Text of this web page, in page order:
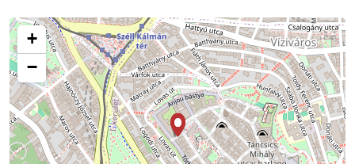
+
−